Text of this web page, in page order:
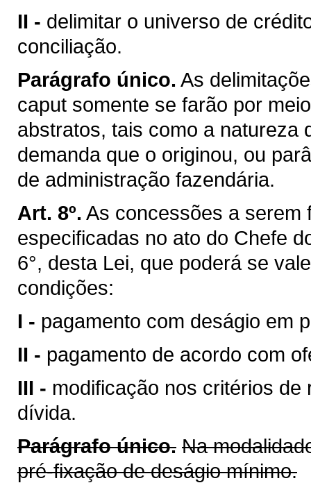
II - delimitar o universo de
conciliação.
Parágrafo único. As
caput somente se farão por
abstratos, tais como a natureza
demanda que o originou, ou
de administração fazendária.
Art. 8º. As concessões a serem
especificadas no ato do Chefe
6°, desta Lei, que poderá se
condições:
I - pagamento com deságio em
II - pagamento de acordo com
III - modificação nos critérios
dívida.
Parágrafo único. Na
pré-fixação de deságio mínimo.